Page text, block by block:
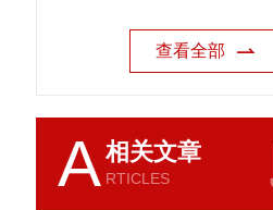
查看全部
A相关文章
RTICLES